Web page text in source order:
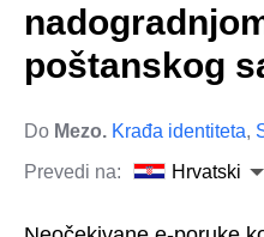
poštanskog
Do Mezo. Krađa identiteta,
Prevedi na:
Hrvatski